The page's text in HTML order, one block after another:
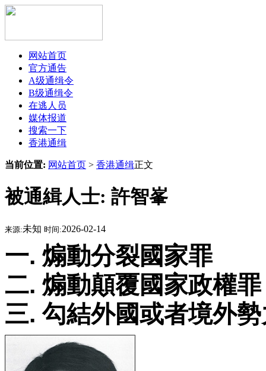
网站首页
官方通告
A级通缉令
B级通缉令
在逃人员
媒体报道
搜索一下
香港通缉
当前位置: 网站首页 > 香港通缉正文
被通緝人士: 許智峯
来源:未知 时间:2026-02-14
一. 煽動分裂國家罪
二. 煽動顛覆國家政權罪
三. 勾結外國或者境外